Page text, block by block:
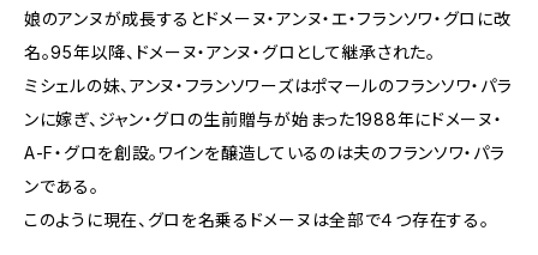
娘のアンヌが成長するとドメーヌ・アンヌ・エ・フランソワ・グロに改
名。95年以降、ドメーヌ・アンヌ・グロとして継承された。
ミシェルの妹、アンヌ・フランソワーズはポマールのフランソワ・パラ
ンに嫁ぎ、ジャン・グロの生前贈与が始まった1988年にドメーヌ・
A-F・グロを創設。ワインを醸造しているのは夫のフランソワ・パラ
ンである。
このように現在、グロを名乗るドメーヌは全部で４つ存在する。